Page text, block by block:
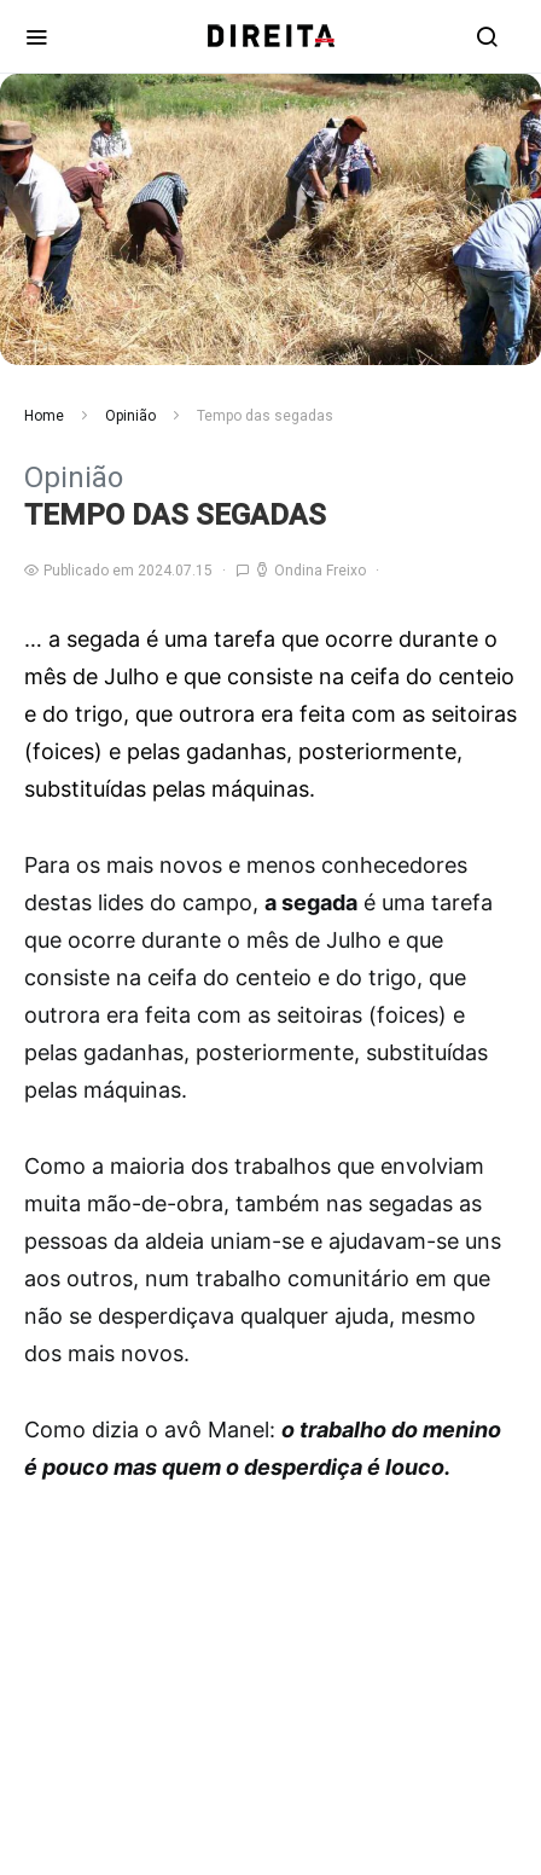
Home Opinião Tempo das segadas
Opinião
TEMPO DAS SEGADAS
Publicado em 2024.07.15 Ondina Freixo
… a segada é uma tarefa que ocorre durante o
mês de Julho e que consiste na ceifa do centeio
e do trigo, que outrora era feita com as seitoiras
(foices) e pelas gadanhas, posteriormente,
substituídas pelas máquinas.
Para os mais novos e menos conhecedores
destas lides do campo, a segada é uma tarefa
que ocorre durante o mês de Julho e que
consiste na ceifa do centeio e do trigo, que
outrora era feita com as seitoiras (foices) e
pelas gadanhas, posteriormente, substituídas
pelas máquinas.
Como a maioria dos trabalhos que envolviam
muita mão-de-obra, também nas segadas as
pessoas da aldeia uniam-se e ajudavam-se uns
aos outros, num trabalho comunitário em que
não se desperdiçava qualquer ajuda, mesmo
dos mais novos.
Como dizia o avô Manel: o trabalho do menino
é pouco mas quem o desperdiça é louco.